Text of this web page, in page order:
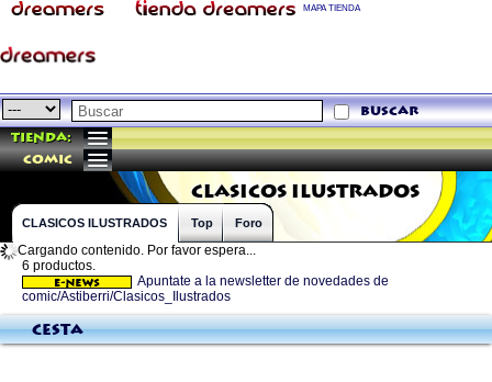
MAPA TIENDA
buscar
Tienda:
comic
CLASICOS ILUSTRADOS
CLASICOS ILUSTRADOS Top Foro
Cargando contenido. Por favor espera...
6 productos.
Apuntate a la newsletter de novedades de
comic/Astiberri/Clasicos_Ilustrados
Cesta